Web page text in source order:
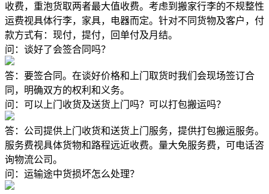
收费，重泡货取两者最大值收费。考虑到搬家行李的不规整性
运费视具体行李，家具，电器而定。针对不同货物及客户，付
款方式有：现付，提付，回单付及月结。
问：谈好了会签合同吗？
答：要签合同。在谈好价格和上门取货时我们会现场签订合
同，明确双方的权利和义务。
问：可以上门收货及送货上门吗？可以打包搬运吗？
答：公司提供上门收货和送货上门服务，提供打包搬运服务。
服务费视具体货物和路程远近收费。量大免服务费，可电话咨
询物流公司。
问：运输途中货损坏怎么处理？